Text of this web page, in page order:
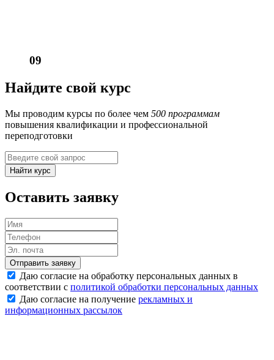
09
Найдите свой курс
Мы проводим курсы по более чем 500 программам
повышения квалификации и профессиональной
переподготовки
Найти курс
Оставить заявку
Отправить заявку
Даю согласие на обработку персональных данных в
соответствии с политикой обработки персональных данных
Даю согласие на получение рекламных и
информационных рассылок